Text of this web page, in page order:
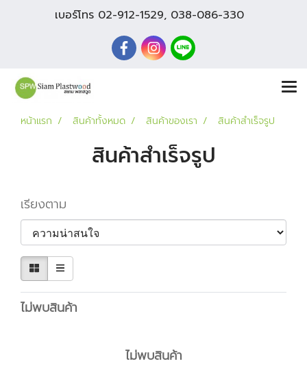
เบอร์โทร 02-912-1529, 038-086-330
หน้าแรก สินค้าทั้งหมด สินค้าของเรา สินค้าสำเร็จรูป
สินค้าสำเร็จรูป
เรียงตาม
ไม่พบสินค้า
ไม่พบสินค้า